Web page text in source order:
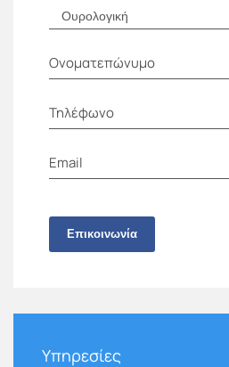
Ονοματεπώνυμο
Τηλέφωνο
Email
Επικοινωνία
Υπηρεσίες